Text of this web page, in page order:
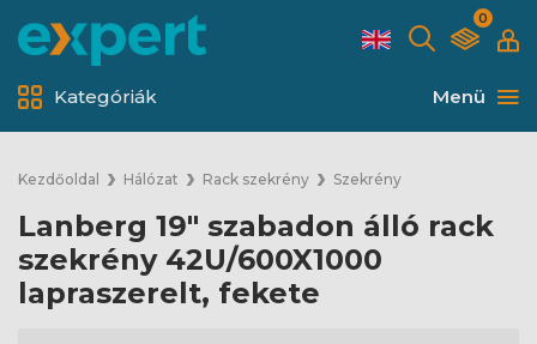
0
Menü
Kategóriák
Kezdőoldal Hálózat Rack szekrény Szekrény
Lanberg 19" szabadon álló rack
szekrény 42U/600X1000
lapraszerelt, fekete